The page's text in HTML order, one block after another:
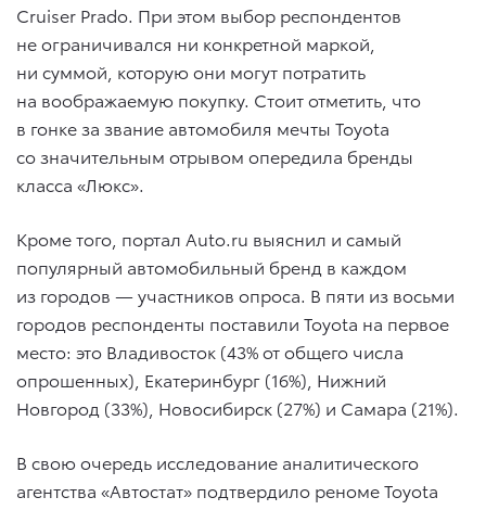
Cruiser Prado. При этом выбор респондентов
не ограничивался ни конкретной маркой,
ни суммой, которую они могут потратить
на воображаемую покупку. Стоит отметить, что
в гонке за звание автомобиля мечты Toyota
со значительным отрывом опередила бренды
класса «Люкс».
Кроме того, портал Auto.ru выяснил и самый
популярный автомобильный бренд в каждом
из городов — участников опроса. В пяти из восьми
городов респонденты поставили Toyota на первое
место: это Владивосток (43% от общего числа
опрошенных), Екатеринбург (16%), Нижний
Новгород (33%), Новосибирск (27%) и Самара (21%).
В свою очередь исследование аналитического
агентства «Автостат» подтвердило реноме Toyota